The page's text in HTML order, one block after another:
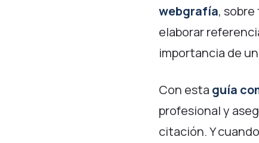
webgrafía,
elaborar
importancia de
Con esta guía
profesional y
citación. Y